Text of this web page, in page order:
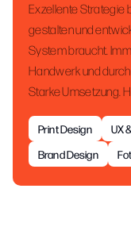
Exzellente Strategie
gestalten und
System braucht.
Handwerk und
Starke Umsetzung.
Print Design UX
Brand Design